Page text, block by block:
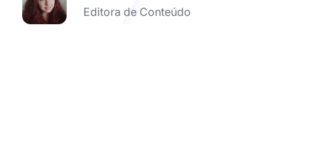
Editora de Conteúdo